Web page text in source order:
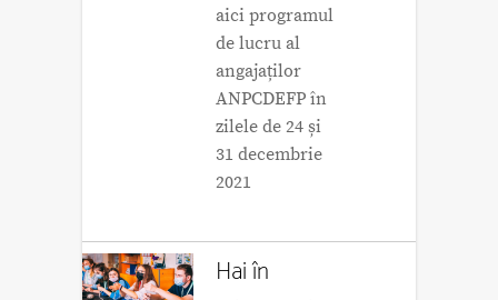
aici programul
de lucru al
angajaților
ANPCDEFP în
zilele de 24 și
31 decembrie
2021
Hai în